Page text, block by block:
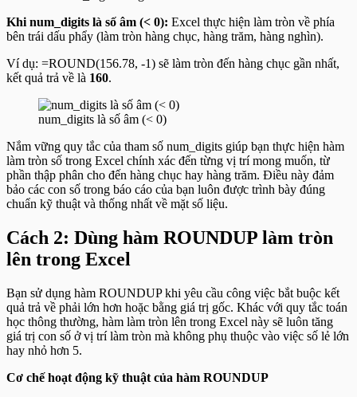
Khi num_digits là số âm (< 0): Excel thực hiện làm tròn về phía
bên trái dấu phẩy (làm tròn hàng chục, hàng trăm, hàng nghìn).
Ví dụ: =ROUND(156.78, -1) sẽ làm tròn đến hàng chục gần nhất,
kết quả trả về là 160.
num_digits là số âm (< 0)
Nắm vững quy tắc của tham số num_digits giúp bạn thực hiện hàm
làm tròn số trong Excel chính xác đến từng vị trí mong muốn, từ
phần thập phân cho đến hàng chục hay hàng trăm. Điều này đảm
bảo các con số trong báo cáo của bạn luôn được trình bày đúng
chuẩn kỹ thuật và thống nhất về mặt số liệu.
Cách 2: Dùng hàm ROUNDUP làm tròn
lên trong Excel
Bạn sử dụng hàm ROUNDUP khi yêu cầu công việc bắt buộc kết
quả trả về phải lớn hơn hoặc bằng giá trị gốc. Khác với quy tắc toán
học thông thường, hàm làm tròn lên trong Excel này sẽ luôn tăng
giá trị con số ở vị trí làm tròn mà không phụ thuộc vào việc số lẻ lớn
hay nhỏ hơn 5.
Cơ chế hoạt động kỹ thuật của hàm ROUNDUP